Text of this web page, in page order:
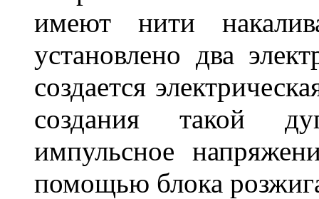
имеют нити
установлено два
создается
создания такой
импульсное
помощью блока